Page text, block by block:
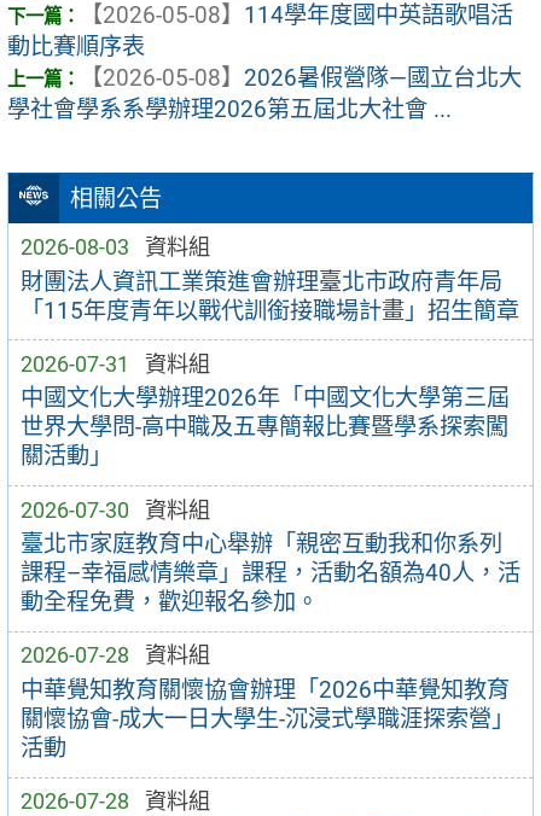
相關公告
2026-08-03 資料組
財團法人資訊工業策進會辦理臺北市政府青年局
「115年度青年以戰代訓銜接職場計畫」招生簡章
2026-07-31 資料組
中國文化大學辦理2026年「中國文化大學第三屆
世界大學問-高中職及五專簡報比賽暨學系探索闖
關活動」
2026-07-30 資料組
臺北市家庭教育中心舉辦「親密互動我和你系列
課程–幸福感情樂章」課程，活動名額為40人，活
動全程免費，歡迎報名參加。
2026-07-28 資料組
中華覺知教育關懷協會辦理「2026中華覺知教育
關懷協會-成大一日大學生-沉浸式學職涯探索營」
活動
2026-07-28 資料組
【2026-05-08】 114學年度國中英語歌唱活
動比賽順序表
【2026-05-08】 2026暑假營隊—國立台北大
學社會學系系學辦理2026第五屆北大社會 ...